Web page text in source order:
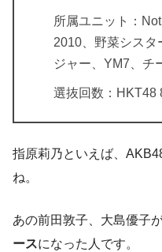
所属ユニット：
2010、野菜シスタ
ジャー、YM7、チ
選抜回数：HKT48
指原莉乃といえば、
ね。
あの前田敦子、大島優子
ースになった人です。